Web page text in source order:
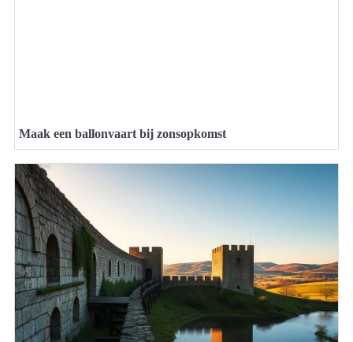
Maak een ballonvaart bij zonsopkomst